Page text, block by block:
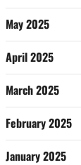
May 2025
April 2025
March 2025
February 2025
January 2025